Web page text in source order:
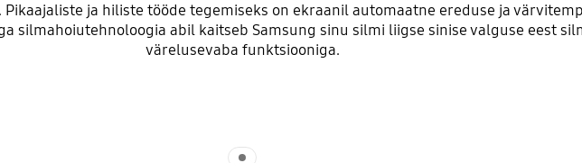
ja hiliste tööde tegemiseks on ekraanil automaatne ereduse ja
silmahoiutehnoloogia abil kaitseb Samsung sinu silmi liigse sinise valguse eest
värelusevaba funktsiooniga.